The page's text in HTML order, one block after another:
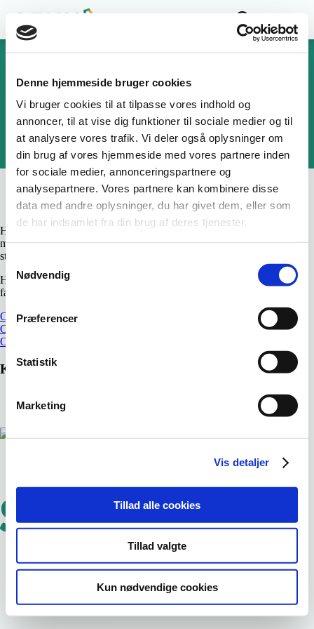
Denne hjemmeside bruger cookies
Vi bruger cookies til at tilpasse vores indhold og
annoncer, til at vise dig funktioner til sociale medier og til
at analysere vores trafik. Vi deler også oplysninger om
din brug af vores hjemmeside med vores partnere inden
for sociale medier, annonceringspartnere og
analysepartnere. Vores partnere kan kombinere disse
data med andre oplysninger, du har givet dem, eller som
de har indsamlet fra din brug af deres tjenester.
Samtykkevalg
Nødvendig
Præferencer
Statistik
Marketing
Vis detaljer
Tillad alle cookies
Tillad valgte
Kun nødvendige cookies
Sekretariatet for
Erhvervsrettede
Om os
Her finder du oplysninger om SEVU - herunder SEVU's
medarbejdere, kommende og tidligere arrangementer og ledige
stillinger.
Her er også oplysninger om udvalgene på SEVU's område - både de
faglige udvalg og lokale uddannelsesudvalg.
Om SEVU
Om udvalg
Om LUU
Kontakt
3817 8290
DJJ@SEVU.DK